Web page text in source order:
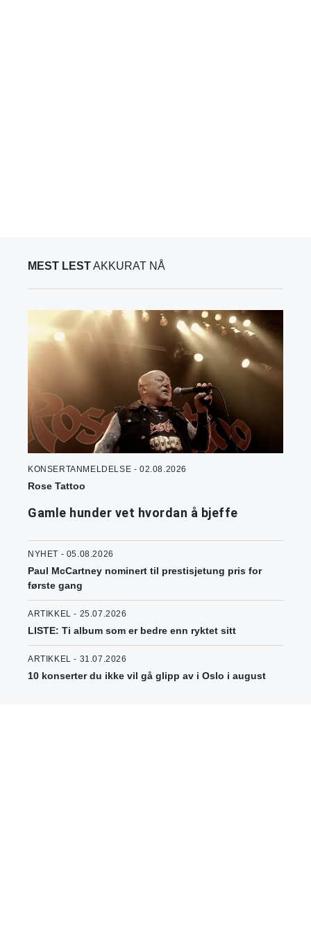
MEST LESTAKKURAT NÅ
KONSERTANMELDELSE - 02.08.2026
Rose Tattoo
Gamle hunder vet hvordan å bjeffe
NYHET - 05.08.2026
Paul McCartney nominert til prestisjetung pris for
første gang
ARTIKKEL - 25.07.2026
LISTE: Ti album som er bedre enn ryktet sitt
ARTIKKEL - 31.07.2026
10 konserter du ikke vil gå glipp av i Oslo i august